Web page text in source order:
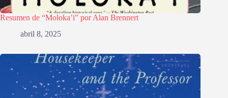
Resumen de “Moloka’i” por Alan Brennert
abril 8, 2025